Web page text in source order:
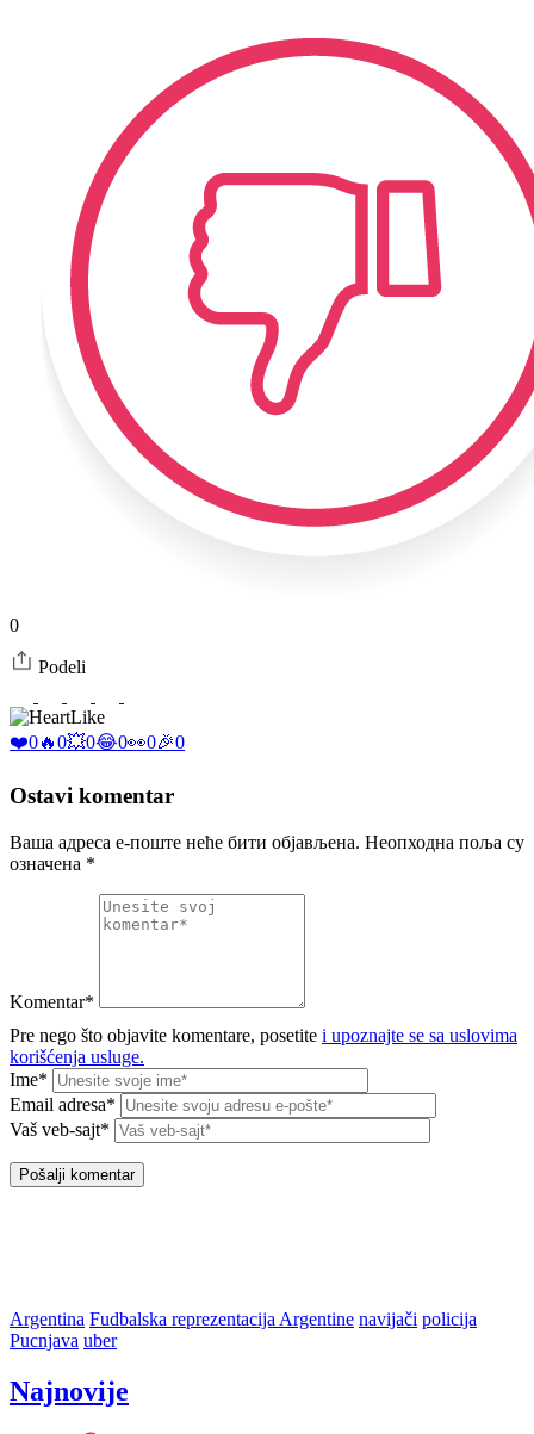
0
Podeli
Like
❤️0🔥0💥0😂0👀0🎉0
Ostavi komentar
Ваша адреса е-поште неће бити објављена. Неопходна поља су
означена *
Komentar*
Pre nego što objavite komentare, posetite i upoznajte se sa uslovima
korišćenja usluge.
Ime*
Email adresa*
Vaš veb-sajt*
Argentina Fudbalska reprezentacija Argentine navijači policija
Pucnjava uber
Najnovije